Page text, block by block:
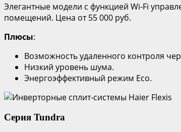
Элегантные модели с функцией Wi-Fi
помещений. Цена от 55 000 руб.
Плюсы:
Возможность удаленного контроля
Низкий уровень шума.
Энергоэффективный режим Eco.
Серия Tundra